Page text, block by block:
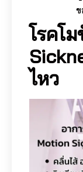
ข
โรคโ
ไหว